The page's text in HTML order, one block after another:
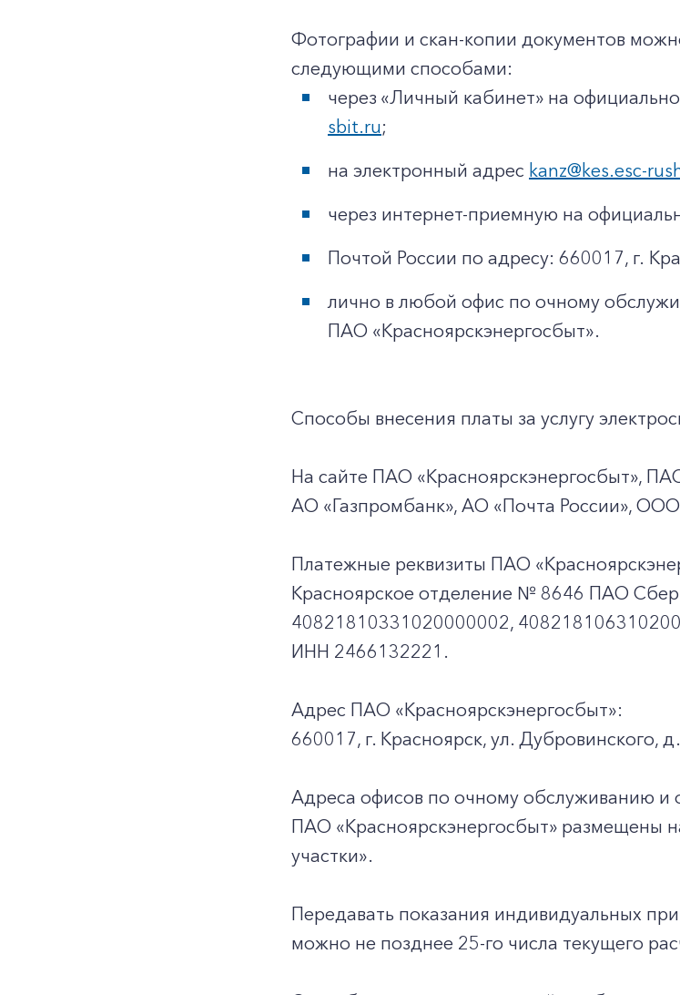
+7-800-700-24-57
Корпоративным клиентам
Фотографии и скан-копии документов
следующими способами:
через «Личный кабинет» на
sbit.ru;
на электронный адрес kanz@kes.esc-
через интернет-приемную на
Почтой России по адресу: 660017, г.
лично в любой офис по очному
ПАО «Красноярскэнергосбыт».
Способы внесения платы за услугу
На сайте ПАО «Красноярскэнергосбыт»,
АО «Газпромбанк», АО «Почта России»,
Платежные реквизиты ПАО
Красноярское отделение № 8646 ПАО
40821810331020000002,
ИНН 2466132221.
Адрес ПАО «Красноярскэнергосбыт»:
660017, г. Красноярск, ул. Дубровинского,
Адреса офисов по очному обслуживанию и
ПАО «Красноярскэнергосбыт» размещены
участки».
Передавать показания индивидуальных
можно не позднее 25-го числа текущего